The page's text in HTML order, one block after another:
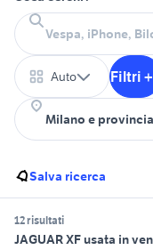
Auto Filtri
Salva ricerca
12 risultati
JAGUAR XF usata in